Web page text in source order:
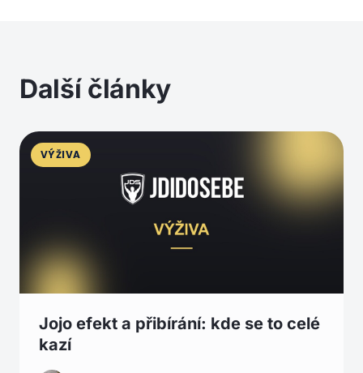
Další články
VÝŽIVA
Jojo efekt a přibírání: kde se to celé
kazí